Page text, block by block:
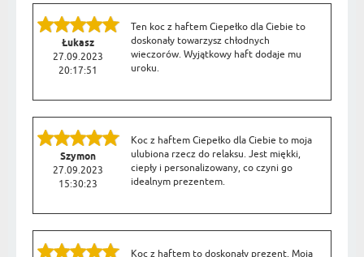
Łukasz
27.09.2023
20:17:51
Ten koc z haftem Ciepełko dla Ciebie to
doskonały towarzysz chłodnych
wieczorów. Wyjątkowy haft dodaje mu
uroku.
Szymon
27.09.2023
15:30:23
Koc z haftem Ciepełko dla Ciebie to moja
ulubiona rzecz do relaksu. Jest miękki,
ciepły i personalizowany, co czyni go
idealnym prezentem.
Koc z haftem to doskonały prezent. Moja